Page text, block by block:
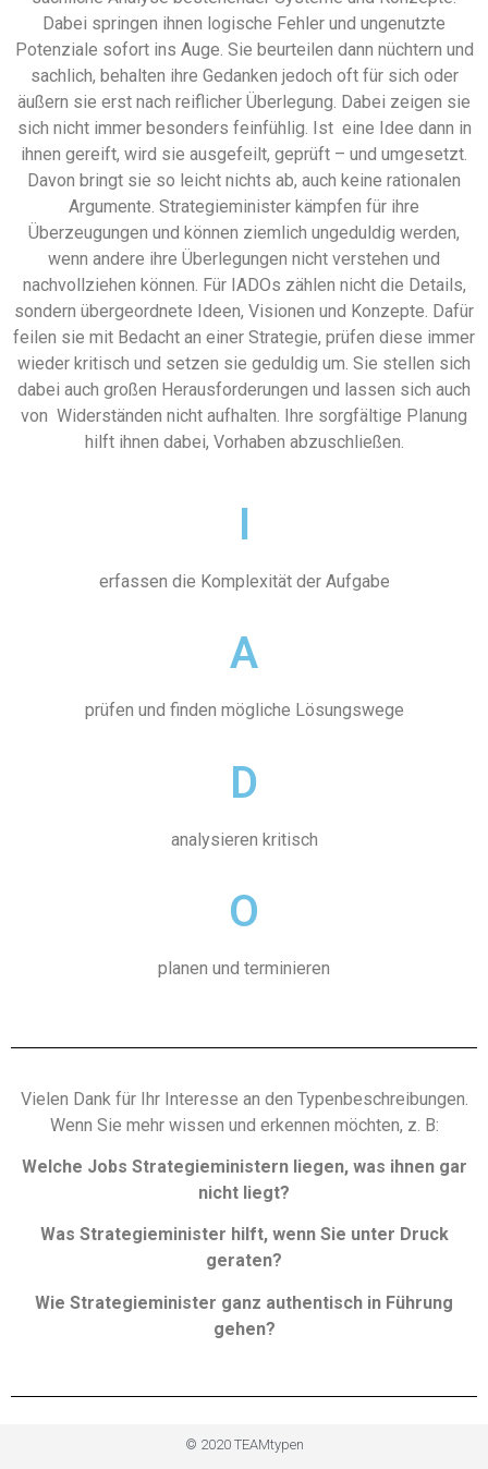
Dabei springen ihnen logische Fehler und ungenutzte
Potenziale sofort ins Auge. Sie beurteilen dann nüchtern und
sachlich, behalten ihre Gedanken jedoch oft für sich oder
äußern sie erst nach reiflicher Überlegung. Dabei zeigen sie
sich nicht immer besonders feinfühlig. Ist eine Idee dann in
ihnen gereift, wird sie ausgefeilt, geprüft – und umgesetzt.
Davon bringt sie so leicht nichts ab, auch keine rationalen
Argumente. Strategieminister kämpfen für ihre
Überzeugungen und können ziemlich ungeduldig werden,
wenn andere ihre Überlegungen nicht verstehen und
nachvollziehen können. Für IADOs zählen nicht die Details,
sondern übergeordnete Ideen, Visionen und Konzepte. Dafür
feilen sie mit Bedacht an einer Strategie, prüfen diese immer
wieder kritisch und setzen sie geduldig um. Sie stellen sich
dabei auch großen Herausforderungen und lassen sich auch
von Widerständen nicht aufhalten. Ihre sorgfältige Planung
hilft ihnen dabei, Vorhaben abzuschließen.
I
erfassen die Komplexität der Aufgabe
A
prüfen und finden mögliche Lösungswege
D
analysieren kritisch
O
planen und terminieren
Vielen Dank für Ihr Interesse an den Typenbeschreibungen.
Wenn Sie mehr wissen und erkennen möchten, z. B:
Welche Jobs Strategieministern liegen, was ihnen gar
nicht liegt?
Was Strategieminister hilft, wenn Sie unter Druck
geraten?
Wie Strategieminister ganz authentisch in Führung
gehen?
© 2020 TEAMtypen